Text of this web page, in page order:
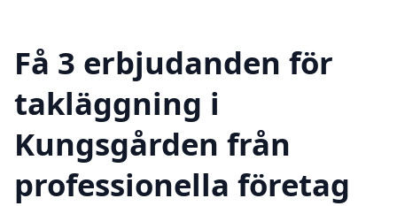
Få 3 erbjudanden för
takläggning i
Kungsgården från
professionella företag